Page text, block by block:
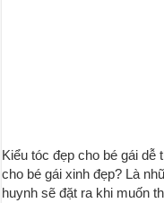
Kiểu tóc đẹp cho bé gái
cho bé gái xinh đẹp? Là
huynh sẽ đặt ra khi muốn